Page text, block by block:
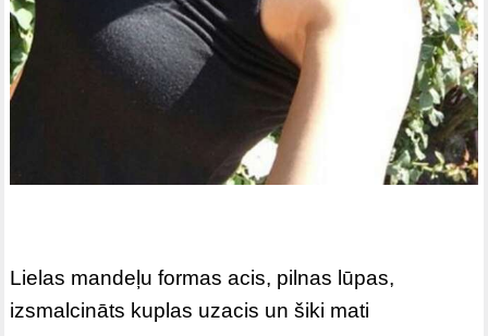
Lielas mandeļu formas acis, pilnas lūpas,
izsmalcināts kuplas uzacis un šiki mati